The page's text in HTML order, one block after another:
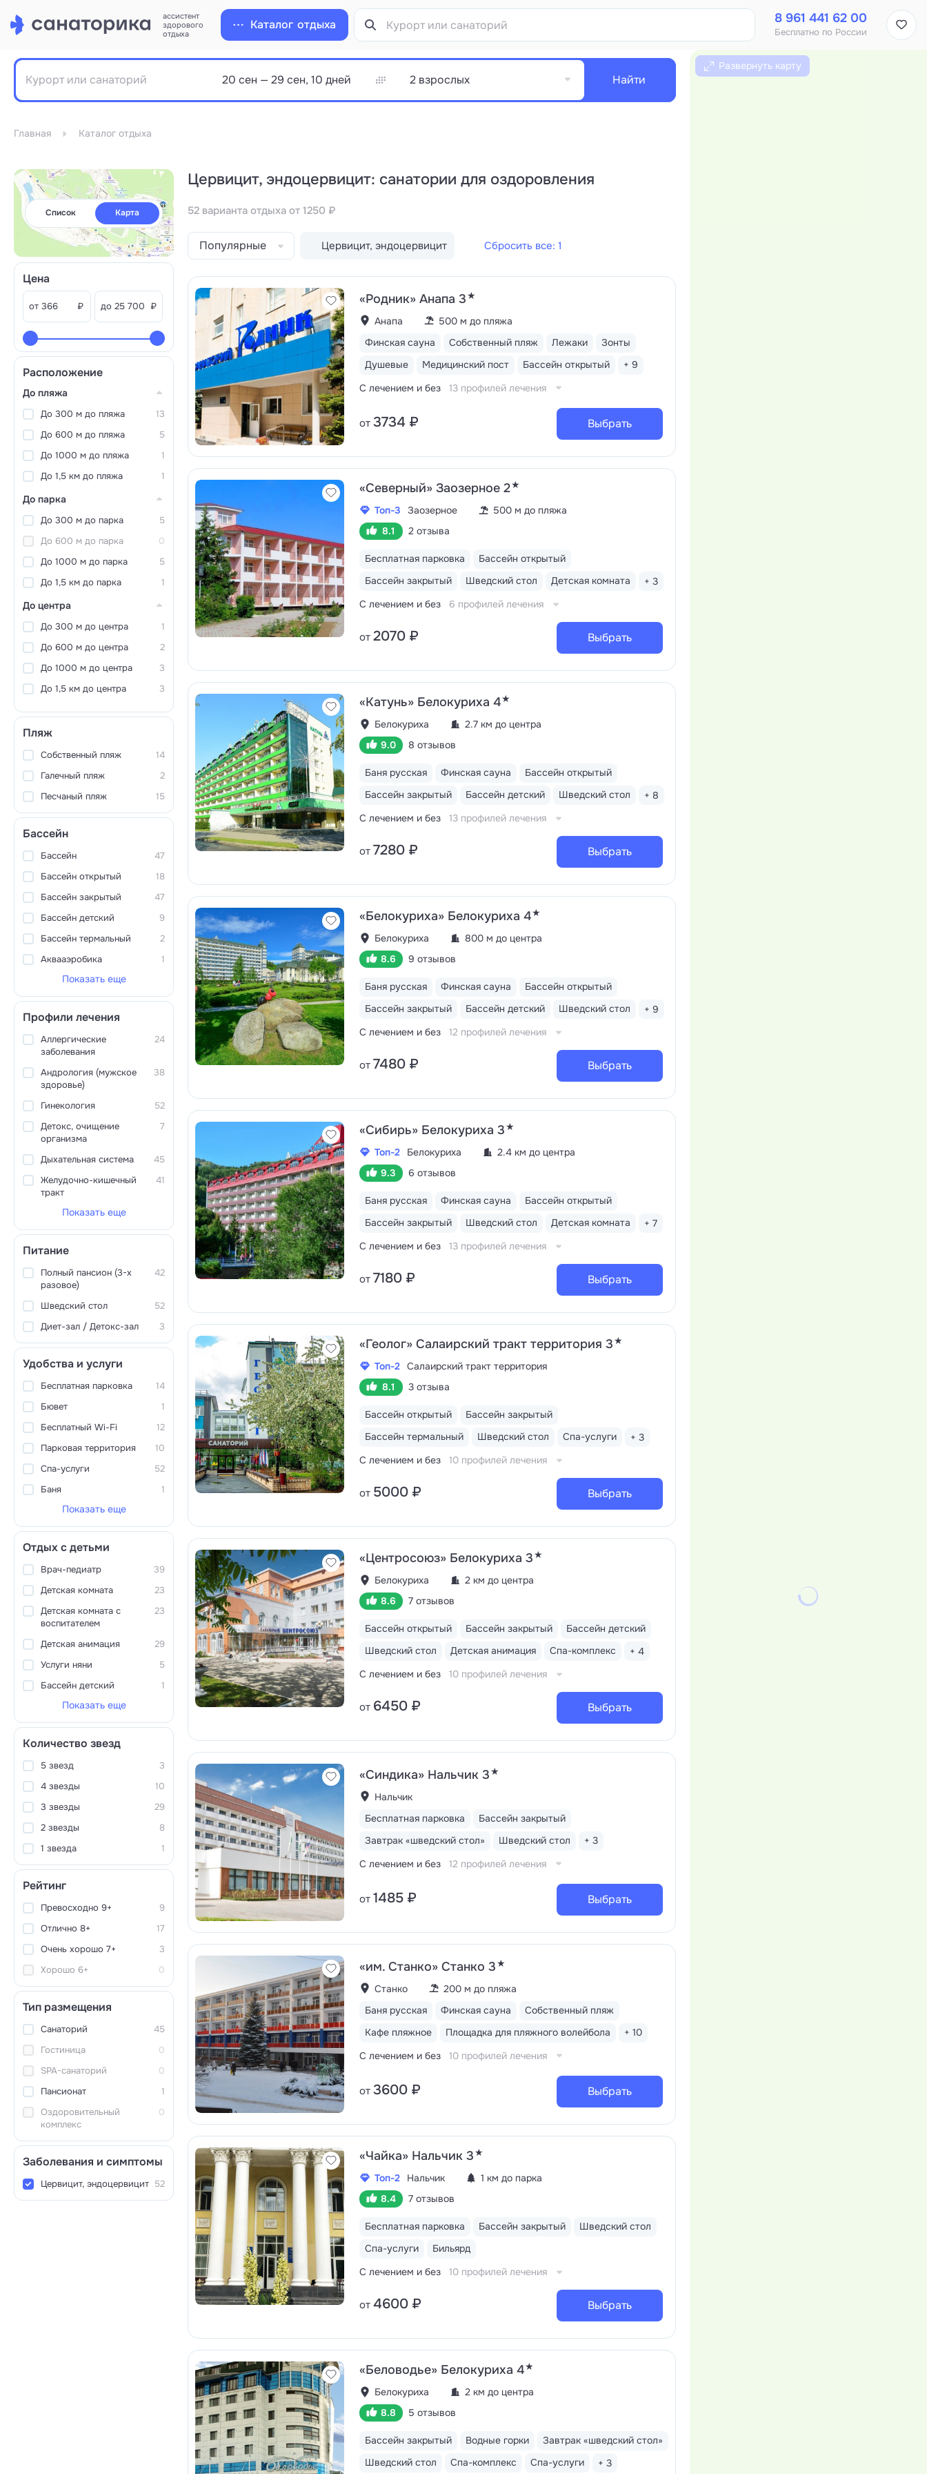
ассистент
здорового
отдыха
Каталог отдыха 8 961 441 62 00
Бесплатно по России
2 взрослых Найти
Главная Каталог отдыха
Список Карта
Цена
от ₽ до ₽
Расположение
До пляжа
До 300 м до пляжа
13
До 600 м до пляжа
5
До 1000 м до пляжа
1
До 1,5 км до пляжа
1
До парка
До 300 м до парка
5
До 600 м до парка
0
До 1000 м до парка
5
До 1,5 км до парка
1
До центра
До 300 м до центра
1
До 600 м до центра
2
До 1000 м до центра
3
До 1,5 км до центра
3
Пляж
Собственный пляж
14
Галечный пляж
2
Песчаный пляж
15
Бассейн
Бассейн
47
Бассейн открытый
18
Бассейн закрытый
47
Бассейн детский
9
Бассейн термальный
2
Аквааэробика
1
Показать еще
Профили лечения
Аллергические
заболевания
24
Андрология (мужское
здоровье)
38
Гинекология
52
Детокс, очищение
организма
7
Дыхательная система
45
Желудочно-кишечный
тракт
41
Показать еще
Питание
Полный пансион (3-х
разовое)
42
Шведский стол
52
Диет-зал / Детокс-зал
3
Удобства и услуги
Бесплатная парковка
14
Бювет
1
Бесплатный Wi-Fi
12
Парковая территория
10
Спа-услуги
52
Баня
1
Показать еще
Отдых с детьми
Врач-педиатр
39
Детская комната
23
Детская комната с
воспитателем
23
Детская анимация
29
Услуги няни
5
Бассейн детский
1
Показать еще
Количество звезд
5 звезд
3
4 звезды
10
3 звезды
29
2 звезды
8
1 звезда
1
Рейтинг
Превосходно 9+
9
Отлично 8+
17
Очень хорошо 7+
3
Хорошо 6+
0
Тип размещения
Санаторий
45
Гостиница
0
SPA-санаторий
0
Пансионат
1
Оздоровительный
комплекс
0
Заболевания и симптомы
Цервицит, эндоцервицит 52
Цервицит, эндоцервицит: санатории для оздоровления
52 варианта отдыха от 1250 ₽
Популярные Цервицит, эндоцервицит Сбросить все: 1
«Родник» Анапа 3★
Анапа
500 м до пляжа
Финская сауна
Собственный пляж Лежаки
Зонты
Душевые
Медицинский пост Бассейн открытый
+ 9
С лечением и без
13 профилей лечения
от 3734 ₽ Выбрать
«Северный» Заозерное 2★
Топ-3 Заозерное
500 м до пляжа
8.1
2 отзыва
Бесплатная парковка
Бассейн открытый
Бассейн закрытый
Шведский стол Детская комната
+ 3
С лечением и без
6 профилей лечения
от 2070 ₽ Выбрать
«Катунь» Белокуриха 4★
Белокуриха
2.7 км до центра
9.0
8 отзывов
Баня русская Финская сауна
Бассейн открытый
Бассейн закрытый
Бассейн детский Шведский стол
+ 8
С лечением и без
13 профилей лечения
от 7280 ₽ Выбрать
«Белокуриха» Белокуриха 4★
Белокуриха
800 м до центра
8.6
9 отзывов
Баня русская Финская сауна
Бассейн открытый
Бассейн закрытый
Бассейн детский Шведский стол
+ 9
С лечением и без
12 профилей лечения
от 7480 ₽ Выбрать
«Сибирь» Белокуриха 3★
Топ-2 Белокуриха
2.4 км до центра
9.3
6 отзывов
Баня русская Финская сауна
Бассейн открытый
Бассейн закрытый
Шведский стол Детская комната
+ 7
С лечением и без
13 профилей лечения
от 7180 ₽ Выбрать
«Геолог» Салаирский тракт территория 3★
Топ-2 Салаирский тракт территория
8.1
3 отзыва
Бассейн открытый
Бассейн закрытый
Бассейн термальный
Шведский стол Спа-услуги
+ 3
С лечением и без
10 профилей лечения
от 5000 ₽ Выбрать
«Центросоюз» Белокуриха 3★
Белокуриха
2 км до центра
8.6
7 отзывов
Бассейн открытый Бассейн закрытый
Бассейн детский
Шведский стол
Детская анимация Спа-комплекс
+ 4
С лечением и без
10 профилей лечения
от 6450 ₽ Выбрать
«Синдика» Нальчик 3★
Нальчик
Бесплатная парковка
Бассейн закрытый
Завтрак «шведский стол»
Шведский стол
+ 3
С лечением и без
12 профилей лечения
от 1485 ₽ Выбрать
«им. Станко» Станко 3★
Станко
200 м до пляжа
Баня русская
Финская сауна
Собственный пляж
Кафе пляжное
Площадка для пляжного волейбола
+ 10
С лечением и без
10 профилей лечения
от 3600 ₽ Выбрать
«Чайка» Нальчик 3★
Топ-2 Нальчик
1 км до парка
8.4
7 отзывов
Бесплатная парковка Бассейн закрытый
Шведский стол
Спа-услуги
Бильярд
С лечением и без
10 профилей лечения
от 4600 ₽ Выбрать
«Беловодье» Белокуриха 4★
Белокуриха
2 км до центра
8.8
5 отзывов
Бассейн закрытый Водные горки
Завтрак «шведский стол»
Шведский стол
Спа-комплекс Спа-услуги + 3
Развернуть карту